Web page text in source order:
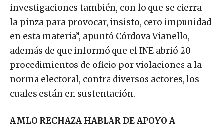
investigaciones también, con lo que se cierra
la pinza para provocar, insisto, cero impunidad
en esta materia”, apuntó Córdova Vianello,
además de que informó que el INE abrió 20
procedimientos de oficio por violaciones a la
norma electoral, contra diversos actores, los
cuales están en sustentación.
AMLO RECHAZA HABLAR DE APOYO A